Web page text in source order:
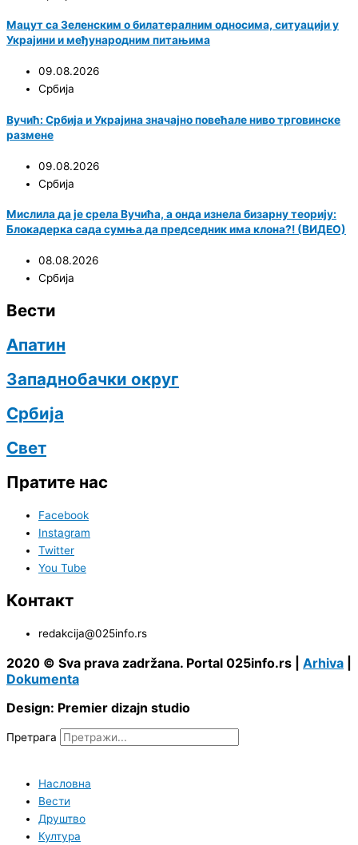
Мацут са Зеленским о билатералним односима, ситуацији у
Украјини и међународним питањима
09.08.2026
Србија
Вучић: Србија и Украјина значајно повећале ниво трговинске
размене
09.08.2026
Србија
Мислила да је срела Вучића, а онда изнела бизарну теорију:
Блокадерка сада сумња да председник има клона?! (ВИДЕО)
08.08.2026
Србија
Вести
Апатин
Западнобачки округ
Србија
Свет
Пратите нас
Facebook
Instagram
Twitter
You Tube
Контакт
redakcija@025info.rs
2020 © Sva prava zadržana. Portal 025info.rs | Arhiva
Dokumenta
Design: Premier dizajn studio
Претрага
Насловна
Вести
Друштво
Култура